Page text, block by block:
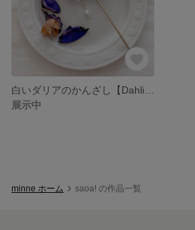
展示中
minne ホーム saoa! の作品一覧